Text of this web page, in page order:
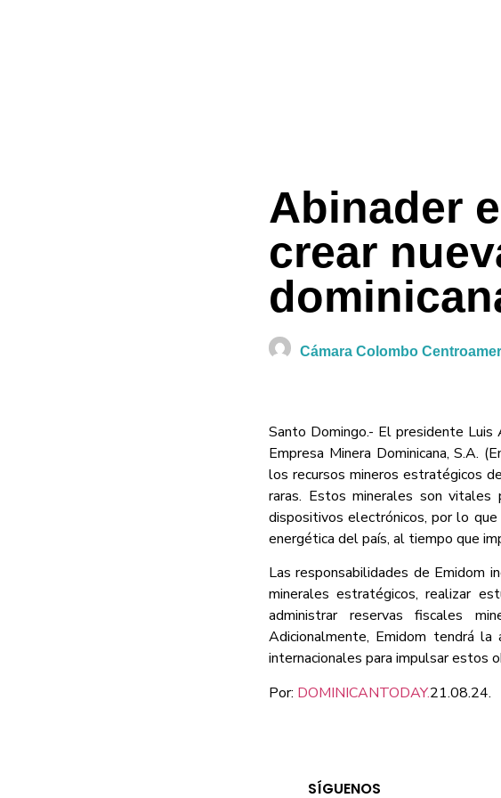
Abinader
crear
Cámara Colombo
Santo Domingo.- El presidente
Empresa Minera Dominicana, S.A.
los recursos mineros estratégicos
raras. Estos minerales son vitales
dispositivos electrónicos, por lo
energética del país, al tiempo que
Las responsabilidades de Emidom
minerales estratégicos, realizar
administrar reservas fiscales
Adicionalmente, Emidom tendrá la
internacionales para impulsar estos
Por: DOMINICANTODAY.21.08.24.
SÍGUENOS